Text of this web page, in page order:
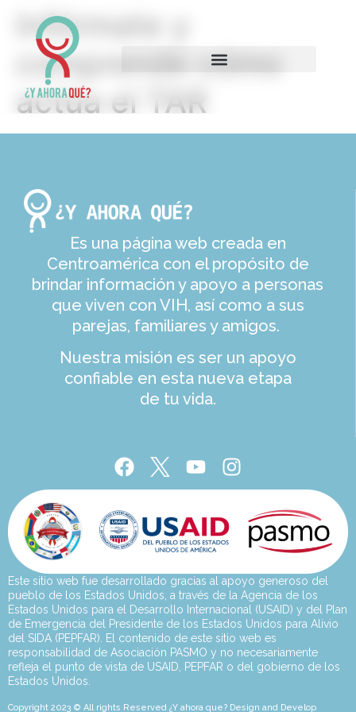
Infórmate y
comprende cómo
actúa el TAR
Es una página web creada en
Centroamérica con el propósito de
brindar información y apoyo a personas
que viven con VIH, así como a sus
parejas, familiares y amigos.
Nuestra misión es ser un apoyo
confiable en esta nueva etapa
de tu vida.
Este sitio web fue desarrollado gracias al apoyo generoso del
pueblo de los Estados Unidos, a través de la Agencia de los
Estados Unidos para el Desarrollo Internacional (USAID) y del Plan
de Emergencia del Presidente de los Estados Unidos para Alivio
del SIDA (PEPFAR). El contenido de este sitio web es
responsabilidad de Asociación PASMO y no necesariamente
refleja el punto de vista de USAID, PEPFAR o del gobierno de los
Estados Unidos.
Copyright 2023 © All rights Reserved ¿Y ahora que? Design and Develop